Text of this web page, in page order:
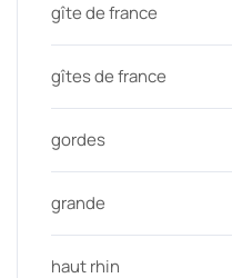
gîte de france
gîtes de france
gordes
grande
haut rhin